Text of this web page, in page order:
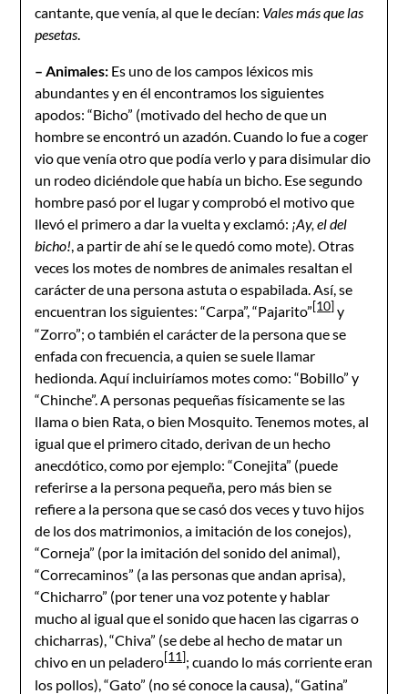
cantante, que venía, al que le decían: Vales más que las
pesetas.
– Animales: Es uno de los campos léxicos mis
abundantes y en él encontramos los siguientes
apodos: “Bicho” (motivado del hecho de que un
hombre se encontró un azadón. Cuando lo fue a coger
vio que venía otro que podía verlo y para disimular dio
un rodeo diciéndole que había un bicho. Ese segundo
hombre pasó por el lugar y comprobó el motivo que
llevó el primero a dar la vuelta y exclamó: ¡Ay, el del
bicho!, a partir de ahí se le quedó como mote). Otras
veces los motes de nombres de animales resaltan el
carácter de una persona astuta o espabilada. Así, se
encuentran los siguientes: “Carpa”, “Pajarito”[10]y
“Zorro”; o también el carácter de la persona que se
enfada con frecuencia, a quien se suele llamar
hedionda. Aquí incluiríamos motes como: “Bobillo” y
“Chinche”. A personas pequeñas físicamente se las
llama o bien Rata, o bien Mosquito. Tenemos motes, al
igual que el primero citado, derivan de un hecho
anecdótico, como por ejemplo: “Conejita” (puede
referirse a la persona pequeña, pero más bien se
refiere a la persona que se casó dos veces y tuvo hijos
de los dos matrimonios, a imitación de los conejos),
“Corneja” (por la imitación del sonido del animal),
“Correcaminos” (a las personas que andan aprisa),
“Chicharro” (por tener una voz potente y hablar
mucho al igual que el sonido que hacen las cigarras o
chicharras), “Chiva” (se debe al hecho de matar un
chivo en un peladero[11]; cuando lo más corriente eran
los pollos), “Gato” (no sé conoce la causa), “Gatina”